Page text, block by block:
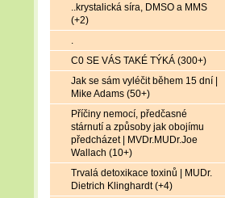
..krystalická síra, DMSO a MMS
(+2)
.
C0 SE VÁS TAKÉ TÝKÁ (300+)
Jak se sám vyléčit během 15 dní |
Mike Adams (50+)
Příčiny nemocí, předčasné
stárnutí a způsoby jak obojímu
předcházet | MVDr.MUDr.Joe
Wallach (10+)
Trvalá detoxikace toxinů | MUDr.
Dietrich Klinghardt (+4)